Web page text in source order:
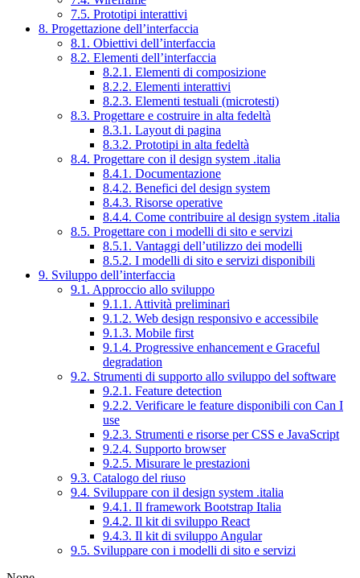
7.5. Prototipi interattivi
8. Progettazione dell’interfaccia
8.1. Obiettivi dell’interfaccia
8.2. Elementi dell’interfaccia
8.2.1. Elementi di composizione
8.2.2. Elementi interattivi
8.2.3. Elementi testuali (microtesti)
8.3. Progettare e costruire in alta fedeltà
8.3.1. Layout di pagina
8.3.2. Prototipi in alta fedeltà
8.4. Progettare con il design system .italia
8.4.1. Documentazione
8.4.2. Benefici del design system
8.4.3. Risorse operative
8.4.4. Come contribuire al design system .italia
8.5. Progettare con i modelli di sito e servizi
8.5.1. Vantaggi dell’utilizzo dei modelli
8.5.2. I modelli di sito e servizi disponibili
9. Sviluppo dell’interfaccia
9.1. Approccio allo sviluppo
9.1.1. Attività preliminari
9.1.2. Web design responsivo e accessibile
9.1.3. Mobile first
9.1.4. Progressive enhancement e Graceful
degradation
9.2. Strumenti di supporto allo sviluppo del software
9.2.1. Feature detection
9.2.2. Verificare le feature disponibili con Can I
use
9.2.3. Strumenti e risorse per CSS e JavaScript
9.2.4. Supporto browser
9.2.5. Misurare le prestazioni
9.3. Catalogo del riuso
9.4. Sviluppare con il design system .italia
9.4.1. Il framework Bootstrap Italia
9.4.2. Il kit di sviluppo React
9.4.3. Il kit di sviluppo Angular
9.5. Sviluppare con i modelli di sito e servizi